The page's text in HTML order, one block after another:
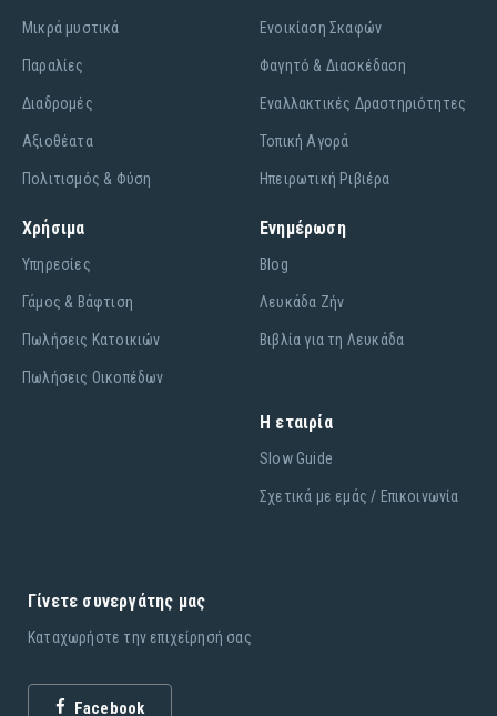
Μικρά μυστικά
Παραλίες
Διαδρομές
Αξιοθέατα
Πολιτισμός & Φύση
Ενοικίαση Σκαφών
Φαγητό & Διασκέδαση
Εναλλακτικές Δραστηριότητες
Τοπική Αγορά
Ηπειρωτική Ριβιέρα
Χρήσιμα
Υπηρεσίες
Γάμος & Βάφτιση
Πωλήσεις Κατοικιών
Πωλήσεις Οικοπέδων
Ενημέρωση
Blog
Λευκάδα Ζήν
Βιβλία για τη Λευκάδα
Η εταιρία
Slow Guide
Σχετικά με εμάς / Επικοινωνία
Γίνετε συνεργάτης μας
Καταχωρήστε την επιχείρησή σας
Facebook